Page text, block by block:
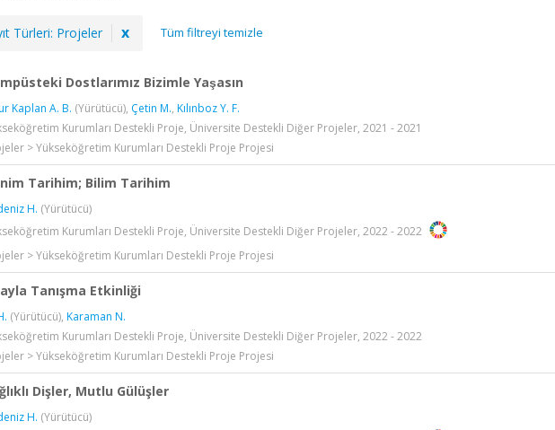
Türleri: Projeler x Tüm filtreyi temizle
Dostlarımız Bizimle Yaşasın
Kaplan A. B. (Yürütücü), Çetin M., Kılınboz Y. F.
Kurumları Destekli Proje, Üniversite Destekli Diğer Projeler, 2021 - 2021
> Yükseköğretim Kurumları Destekli Proje Projesi
Tarihim; Bilim Tarihim
H. (Yürütücü)
Kurumları Destekli Proje, Üniversite Destekli Diğer Projeler, 2022 - 2022
> Yükseköğretim Kurumları Destekli Proje Projesi
Tanışma Etkinliği
(Yürütücü), Karaman N.
Kurumları Destekli Proje, Üniversite Destekli Diğer Projeler, 2022 - 2022
> Yükseköğretim Kurumları Destekli Proje Projesi
Dişler, Mutlu Gülüşler
H. (Yürütücü)